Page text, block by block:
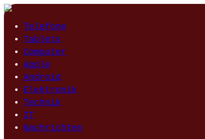
Telefone
Tablets
Computer
Apple
Android
Elektronik
Technik
IT
Nachrichten